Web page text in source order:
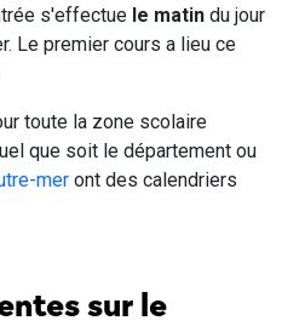
s'effectue le matin du jour
Le premier cours a lieu ce
toute la zone scolaire
que soit le département ou
mer ont des calendriers
sur le